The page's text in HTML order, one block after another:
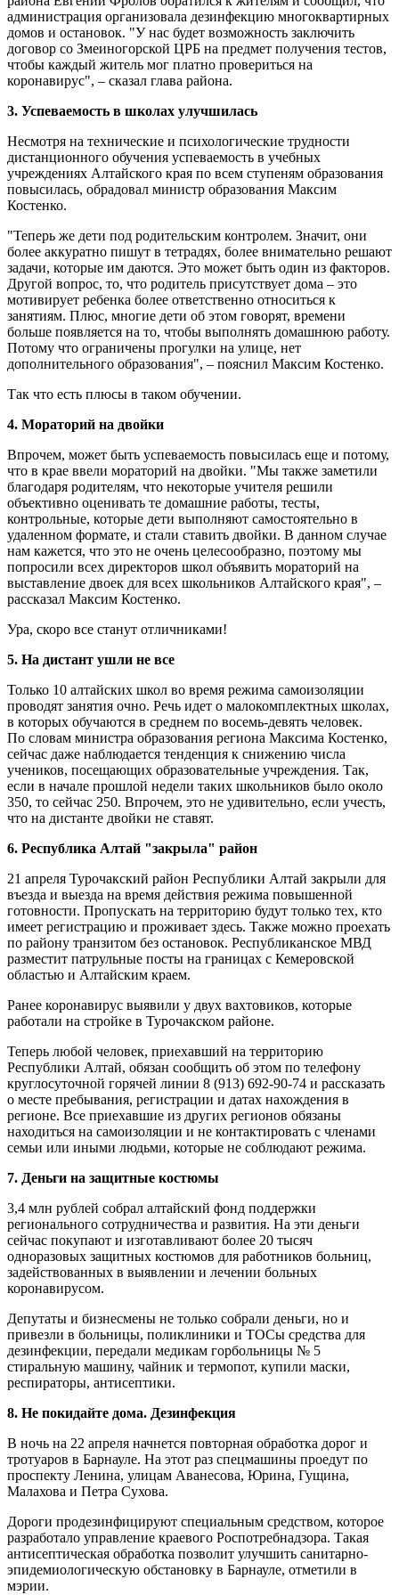
администрация организовала дезинфекцию многоквартирных
домов и остановок. "У нас будет возможность заключить
договор со Змеиногорской ЦРБ на предмет получения тестов,
чтобы каждый житель мог платно провериться на
коронавирус", – сказал глава района.
3. Успеваемость в школах улучшилась
Несмотря на технические и психологические трудности
дистанционного обучения успеваемость в учебных
учреждениях Алтайского края по всем ступеням образования
повысилась, обрадовал министр образования Максим
Костенко.
"Теперь же дети под родительским контролем. Значит, они
более аккуратно пишут в тетрадях, более внимательно решают
задачи, которые им даются. Это может быть один из факторов.
Другой вопрос, то, что родитель присутствует дома – это
мотивирует ребенка более ответственно относиться к
занятиям. Плюс, многие дети об этом говорят, времени
больше появляется на то, чтобы выполнять домашнюю работу.
Потому что ограничены прогулки на улице, нет
дополнительного образования", – пояснил Максим Костенко.
Так что есть плюсы в таком обучении.
4. Мораторий на двойки
Впрочем, может быть успеваемость повысилась еще и потому,
что в крае ввели мораторий на двойки. "Мы также заметили
благодаря родителям, что некоторые учителя решили
объективно оценивать те домашние работы, тесты,
контрольные, которые дети выполняют самостоятельно в
удаленном формате, и стали ставить двойки. В данном случае
нам кажется, что это не очень целесообразно, поэтому мы
попросили всех директоров школ объявить мораторий на
выставление двоек для всех школьников Алтайского края", –
рассказал Максим Костенко.
Ура, скоро все станут отличниками!
5. На дистант ушли не все
Только 10 алтайских школ во время режима самоизоляции
проводят занятия очно. Речь идет о малокомплектных школах,
в которых обучаются в среднем по восемь-девять человек.
По словам министра образования региона Максима Костенко,
сейчас даже наблюдается тенденция к снижению числа
учеников, посещающих образовательные учреждения. Так,
если в начале прошлой недели таких школьников было около
350, то сейчас 250. Впрочем, это не удивительно, если учесть,
что на дистанте двойки не ставят.
6. Республика Алтай "закрыла" район
21 апреля Турочакский район Республики Алтай закрыли для
въезда и выезда на время действия режима повышенной
готовности. Пропускать на территорию будут только тех, кто
имеет регистрацию и проживает здесь. Также можно проехать
по району транзитом без остановок. Республиканское МВД
разместит патрульные посты на границах с Кемеровской
областью и Алтайским краем.
Ранее коронавирус выявили у двух вахтовиков, которые
работали на стройке в Турочакском районе.
Теперь любой человек, приехавший на территорию
Республики Алтай, обязан сообщить об этом по телефону
круглосуточной горячей линии 8 (913) 692-90-74 и рассказать
о месте пребывания, регистрации и датах нахождения в
регионе. Все приехавшие из других регионов обязаны
находиться на самоизоляции и не контактировать с членами
семьи или иными людьми, которые не соблюдают режима.
7. Деньги на защитные костюмы
3,4 млн рублей собрал алтайский фонд поддержки
регионального сотрудничества и развития. На эти деньги
сейчас покупают и изготавливают более 20 тысяч
одноразовых защитных костюмов для работников больниц,
задействованных в выявлении и лечении больных
коронавирусом.
Депутаты и бизнесмены не только собрали деньги, но и
привезли в больницы, поликлиники и ТОСы средства для
дезинфекции, передали медикам горбольницы № 5
стиральную машину, чайник и термопот, купили маски,
респираторы, антисептики.
8. Не покидайте дома. Дезинфекция
В ночь на 22 апреля начнется повторная обработка дорог и
тротуаров в Барнауле. На этот раз спецмашины проедут по
проспекту Ленина, улицам Аванесова, Юрина, Гущина,
Малахова и Петра Сухова.
Дороги продезинфицируют специальным средством, которое
разработало управление краевого Роспотребнадзора. Такая
антисептическая обработка позволит улучшить санитарно-
эпидемиологическую обстановку в Барнауле, отметили в
мэрии.